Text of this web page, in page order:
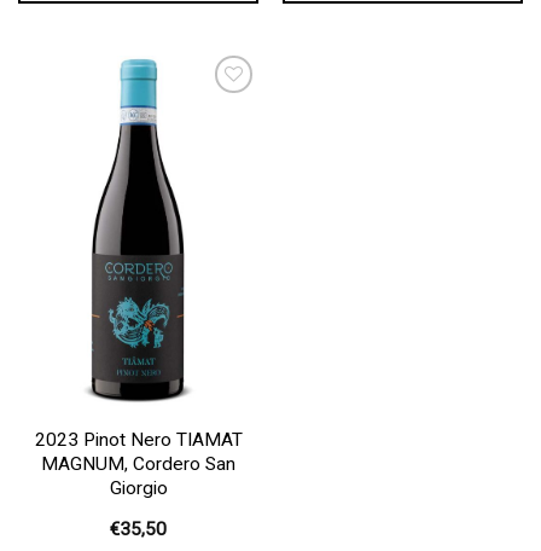
2023 Pinot Nero TIAMAT
MAGNUM, Cordero San
Giorgio
€35,50